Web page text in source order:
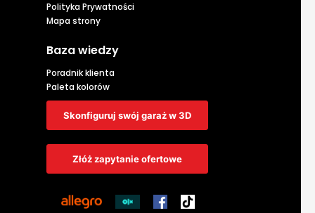
Polityka Prywatności
Mapa strony
Baza wiedzy
Poradnik klienta
Paleta kolorów
Skonfiguruj swój garaż w 3D
Złóż zapytanie ofertowe